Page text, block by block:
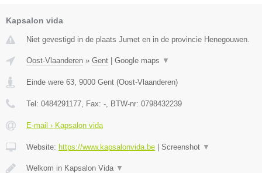
Kapsalon vida
Niet gevestigd in de plaats Jumet en in de provincie Henegouwen.
Oost-Vlaanderen » Gent | Google maps ▼
Einde were 63 9000 Gent (Oost-Vlaanderen)
Tel: 0484291177 , Fax: - , BTW-nr: 0798432239
E-mail › Kapsalon vida
Website: https://www.kapsalonvida.be | Screenshot ▼
Welkom in Kapsalon Vida ▼